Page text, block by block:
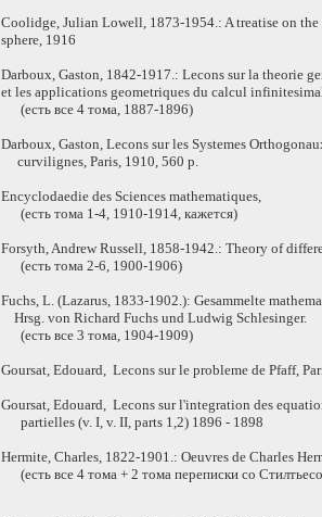
Coolidge, Julian Lowell, 1873-1954.: A treatise on
sphere, 1916
Darboux, Gaston, 1842-1917.: Lecons sur la theorie
et les applications geometriques du calcul
(есть все 4 тома, 1887-1896)
Darboux, Gaston, Lecons sur les Systemes
curvilignes, Paris, 1910, 560 p.
Encyclodaedie des Sciences mathematiques,
(есть тома 1-4, 1910-1914, кажется)
Forsyth, Andrew Russell, 1858-1942.: Theory of
(есть тома 2-6, 1900-1906)
Fuchs, L. (Lazarus, 1833-1902.): Gesammelte
Hrsg. von Richard Fuchs und Ludwig Schlesinger.
(есть все 3 тома, 1904-1909)
Goursat, Edouard, Lecons sur le probleme de Pfaff,
Goursat, Edouard, Lecons sur l'integration des
partielles (v. I, v. II, parts 1,2) 1896 - 1898
Hermite, Charles, 1822-1901.: Oeuvres de Charles
(есть все 4 тома + 2 тома переписки со